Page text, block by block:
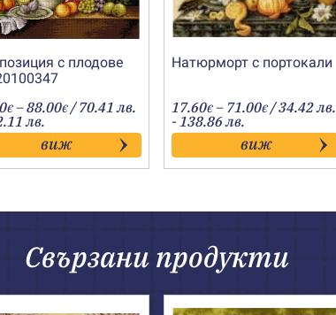
с плодове
€ –88.00€Price
range:
36.00€
through
88.00€
/ 70.41 лв.
лв.
виж
Натюрморт с портокали
17.60€ – 71.00€Price
range:
17.60€
through
71.00€
/ 34.42 лв.
- 138.86 лв.
виж
Свързани продукти